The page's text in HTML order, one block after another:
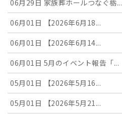
06月29日 家族葬ホールつなぐ栃...
06月01日 【2026年6月18...
06月01日 【2026年6月14...
06月01日 5月のイベント報告「...
05月01日 【2026年5月16...
05月01日 【2026年5月21...